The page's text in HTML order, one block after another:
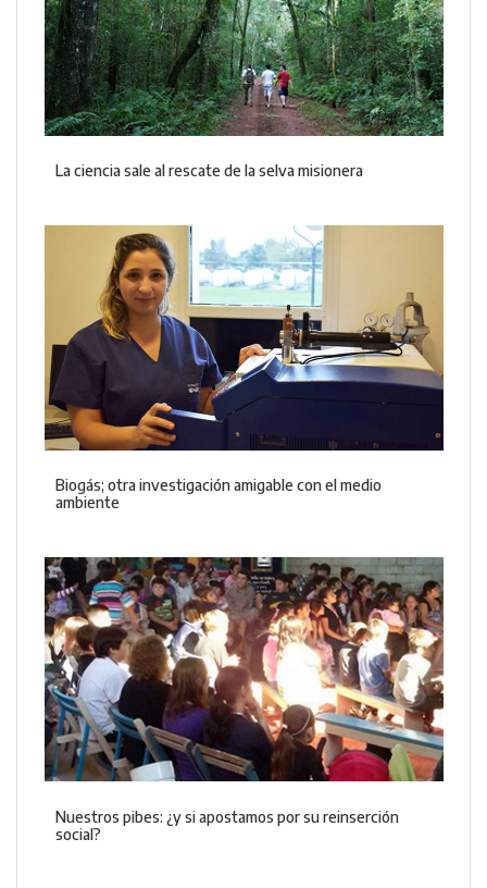
La ciencia sale al rescate de la selva misionera
Biogás; otra investigación amigable con el medio
ambiente
Nuestros pibes: ¿y si apostamos por su reinserción
social?